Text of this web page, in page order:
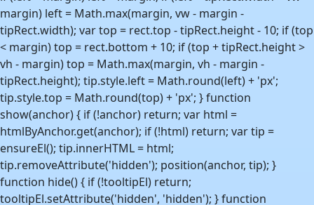
margin) left = Math.max(margin, vw - margin -
tipRect.width); var top = rect.top - tipRect.height - 10; if (top
< margin) top = rect.bottom + 10; if (top + tipRect.height >
vh - margin) top = Math.max(margin, vh - margin -
tipRect.height); tip.style.left = Math.round(left) + 'px';
tip.style.top = Math.round(top) + 'px'; } function
show(anchor) { if (!anchor) return; var html =
htmlByAnchor.get(anchor); if (!html) return; var tip =
ensureEl(); tip.innerHTML = html;
tip.removeAttribute('hidden'); position(anchor, tip); }
function hide() { if (!tooltipEl) return;
tooltipEl.setAttribute('hidden', 'hidden'); } function